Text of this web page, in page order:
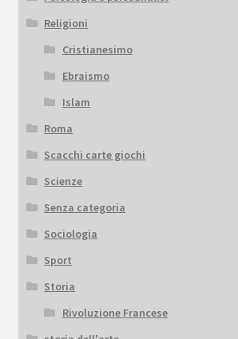
Religioni
Cristianesimo
Ebraismo
Islam
Roma
Scacchi carte giochi
Scienze
Senza categoria
Sociologia
Sport
Storia
Rivoluzione Francese